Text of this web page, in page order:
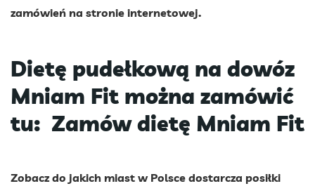
zamówień na stronie internetowej.
Dietę pudełkową na dowóz
Mniam Fit można zamówić
tu: Zamów dietę Mniam Fit
Zobacz do jakich miast w Polsce dostarcza posiłki